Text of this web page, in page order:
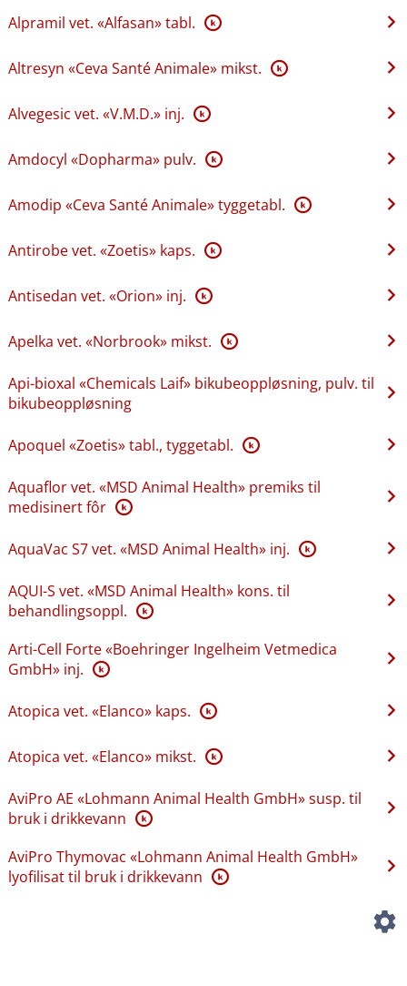
Alpramil vet. «Alfasan» tabl. K
Altresyn «Ceva Santé Animale» mikst. K
Alvegesic vet. «V.M.D.» inj. K
Amdocyl «Dopharma» pulv. K
Amodip «Ceva Santé Animale» tyggetabl. K
Antirobe vet. «Zoetis» kaps. K
Antisedan vet. «Orion» inj. K
Apelka vet. «Norbrook» mikst. K
Api-bioxal «Chemicals Laif» bikubeoppløsning, pulv. til
bikubeoppløsning
Apoquel «Zoetis» tabl., tyggetabl. K
Aquaflor vet. «MSD Animal Health» premiks til
medisinert fôr K
AquaVac S7 vet. «MSD Animal Health» inj. K
AQUI-S vet. «MSD Animal Health» kons. til
behandlingsoppl. K
Arti-Cell Forte «Boehringer Ingelheim Vetmedica
GmbH» inj. K
Atopica vet. «Elanco» kaps. K
Atopica vet. «Elanco» mikst. K
AviPro AE «Lohmann Animal Health GmbH» susp. til
bruk i drikkevann K
AviPro Thymovac «Lohmann Animal Health GmbH»
lyofilisat til bruk i drikkevann K